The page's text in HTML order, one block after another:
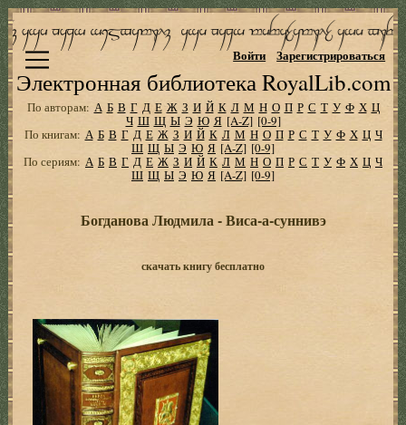
Электронная библиотека RoyalLib.com
Войти Зарегистрироваться
По авторам: А Б В Г Д Е Ж З И Й К Л М Н О П Р С Т У Ф Х Ц
Ч Ш Щ Ы Э Ю Я [A-Z] [0-9]
По книгам: А Б В Г Д Е Ж З И Й К Л М Н О П Р С Т У Ф Х Ц Ч
Ш Щ Ы Э Ю Я [A-Z] [0-9]
По сериям: А Б В Г Д Е Ж З И Й К Л М Н О П Р С Т У Ф Х Ц Ч
Ш Щ Ы Э Ю Я [A-Z] [0-9]
Богданова Людмила - Виса-а-суннивэ
скачать книгу бесплатно